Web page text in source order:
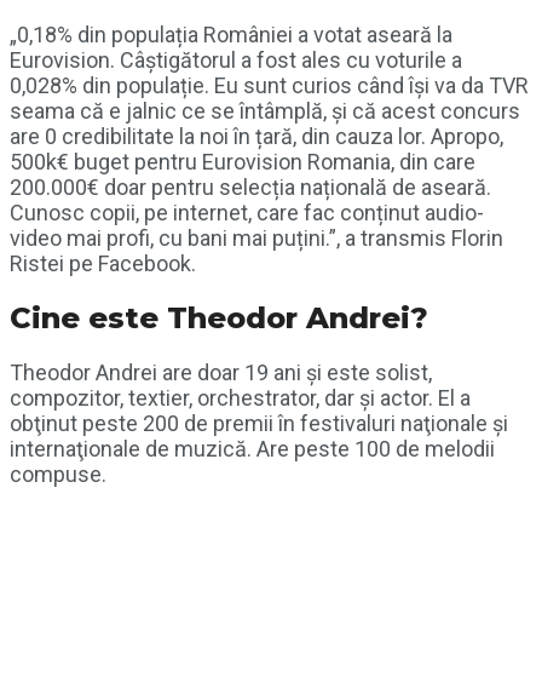
„0,18% din populația României a votat aseară la
Eurovision. Câștigătorul a fost ales cu voturile a
0,028% din populație. Eu sunt curios când își va da TVR
seama că e jalnic ce se întâmplă, și că acest concurs
are 0 credibilitate la noi în țară, din cauza lor. Apropo,
500k€ buget pentru Eurovision Romania, din care
200.000€ doar pentru selecția națională de aseară.
Cunosc copii, pe internet, care fac conținut audio-
video mai profi, cu bani mai puțini.”, a transmis Florin
Ristei pe Facebook.
Cine este Theodor Andrei?
Theodor Andrei are doar 19 ani şi este solist,
compozitor, textier, orchestrator, dar şi actor. El a
obţinut peste 200 de premii în festivaluri naţionale şi
internaţionale de muzică. Are peste 100 de melodii
compuse.